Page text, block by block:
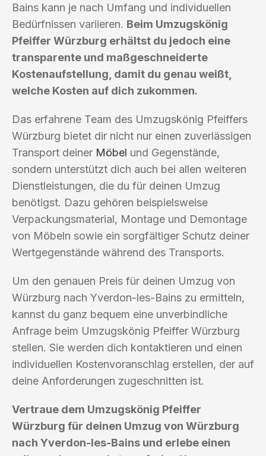
Bains kann je nach Umfang und individuellen
Bedürfnissen variieren. Beim Umzugskönig
Pfeiffer Würzburg erhältst du jedoch eine
transparente und maßgeschneiderte
Kostenaufstellung, damit du genau weißt,
welche Kosten auf dich zukommen.
Das erfahrene Team des Umzugskönig Pfeiffers
Würzburg bietet dir nicht nur einen zuverlässigen
Transport deiner Möbel und Gegenstände,
sondern unterstützt dich auch bei allen weiteren
Dienstleistungen, die du für deinen Umzug
benötigst. Dazu gehören beispielsweise
Verpackungsmaterial, Montage und Demontage
von Möbeln sowie ein sorgfältiger Schutz deiner
Wertgegenstände während des Transports.
Um den genauen Preis für deinen Umzug von
Würzburg nach Yverdon-les-Bains zu ermitteln,
kannst du ganz bequem eine unverbindliche
Anfrage beim Umzugskönig Pfeiffer Würzburg
stellen. Sie werden dich kontaktieren und einen
individuellen Kostenvoranschlag erstellen, der auf
deine Anforderungen zugeschnitten ist.
Vertraue dem Umzugskönig Pfeiffer
Würzburg für deinen Umzug von Würzburg
nach Yverdon-les-Bains und erlebe einen